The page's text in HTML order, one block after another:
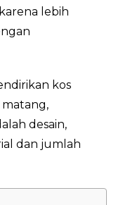
lebih
kos
desain,
dan jumlah